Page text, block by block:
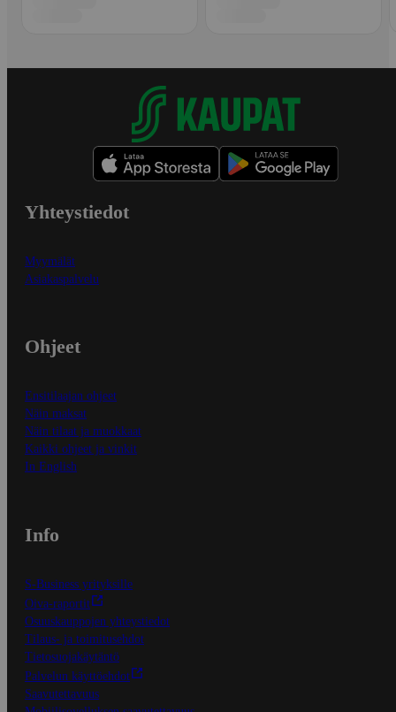
Yhteystiedot
Myymälät
Asiakaspalvelu
Ohjeet
Ensitilaajan ohjeet
Näin maksat
Näin tilaat ja muokkaat
Kaikki ohjeet ja vinkit
In English
Info
S-Business yrityksille
Oiva-raportit
Osuuskauppojen yhteystiedot
Tilaus- ja toimitusehdot
Tietosuojakäytäntö
Palvelun käyttöehdot
Saavutettavuus